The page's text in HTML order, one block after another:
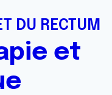
DU RECTUM
et